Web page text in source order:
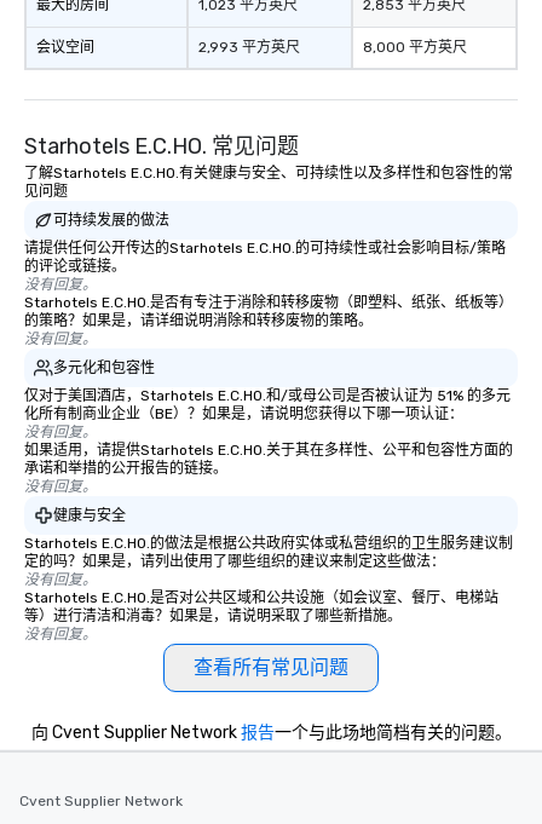
最大的房间
会议空间
1,023 平方英尺
2,993 平方英尺
2,853 平方英尺
8,000 平方英尺
Starhotels E.C.HO. 常见问题
了解Starhotels E.C.HO.有关健康与安全、可持续性以及多样性和包容性的常
见问题
可持续发展的做法
请提供任何公开传达的Starhotels E.C.HO.的可持续性或社会影响目标/策略
的评论或链接。
没有回复。
Starhotels E.C.HO.是否有专注于消除和转移废物（即塑料、纸张、纸板等）
的策略？如果是，请详细说明消除和转移废物的策略。
没有回复。
多元化和包容性
仅对于美国酒店，Starhotels E.C.HO.和/或母公司是否被认证为 51% 的多元
化所有制商业企业（BE）？如果是，请说明您获得以下哪一项认证：
没有回复。
如果适用，请提供Starhotels E.C.HO.关于其在多样性、公平和包容性方面的
承诺和举措的公开报告的链接。
没有回复。
健康与安全
Starhotels E.C.HO.的做法是根据公共政府实体或私营组织的卫生服务建议制
定的吗？如果是，请列出使用了哪些组织的建议来制定这些做法：
没有回复。
Starhotels E.C.HO.是否对公共区域和公共设施（如会议室、餐厅、电梯站
等）进行清洁和消毒？如果是，请说明采取了哪些新措施。
没有回复。
查看所有常见问题
向 Cvent Supplier Network报告一个与此场地简档有关的问题。
Cvent Supplier Network